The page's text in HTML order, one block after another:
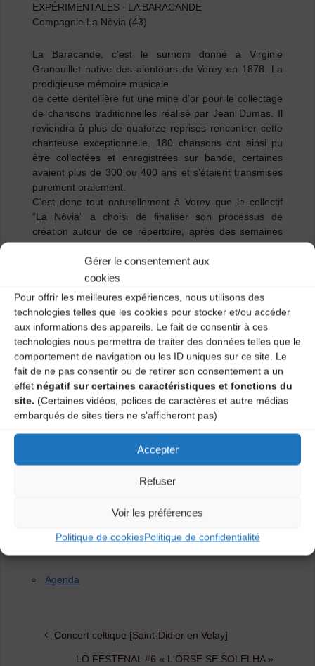
Gérer le consentement aux
cookies
Pour offrir les meilleures expériences, nous utilisons des
technologies telles que les cookies pour stocker et/ou accéder
aux informations des appareils. Le fait de consentir à ces
technologies nous permettra de traiter des données telles que le
comportement de navigation ou les ID uniques sur ce site. Le
fait de ne pas consentir ou de retirer son consentement a un
effet négatif sur certaines caractéristiques et fonctions du
site. (Certaines vidéos, polices de caractères et autre médias
embarqués de sites tiers ne s'afficheront pas)
Accepter
Refuser
Voir les préférences
Politique de cookiesPolitique de confidentialité
EXPÉRIMENTALES ∙ LA BARACANDE
Compagnie La Nòvia (43)
La Baracande, c’est le surnom donné à Virginie
Granouillet native des alentours de Vorey en 1878. La
prodigieuse mémoire musicale
de cette dentellière fut une mine d’or pour le collectage
de chansons traditionnelles réalisé par Jean Dumas. Il
reviendra à plus de quatorze reprises rencontrer cette
chanteuse exceptionnelle. 180 chansons ont ainsi pu
être collectées et enregistrées sur bande, certaines
avaient plus de 300 ou 400 ans et s’étaient transmises
purement oralement.
C’est donc tout naturellement à Vorey que le collectif
“La Nòvia” a choisi de finaliser son processus de
création autour de ce répertoire, après des semaines
de travail à travers la France.
Pour cette nouvelle création, les musiciens de La
Baracande ont demandé à Florian Caschera (musicien
que ces paroles deviennent le théâtre des tensions de
notre époque. Florian Caschera entend redonner au
texte un aspect direct, dont le pouls cogne au confluent
exact du profane et du sacré.
Chant, violon Basile Brémaud
Cornemuse béchonnet 11 pouces, violon Pierre-Vincent
Fortunier
Vielle à roue, pieds, électronique Yann Gourdon
Guitare, lap steel, pédalier basse Guilhem Lacroux
Avec le soutien de la DRAC Auvergne Rhône-Alpes, de
département de la H te -Loire, La Grande Boutique, Le
L’Embarcadère et de la Pop.
Agenda
Concert celtique [Saint-Didier en Velay]
LO FESTENAL #6 « LʼORSE SE SOLELHA »